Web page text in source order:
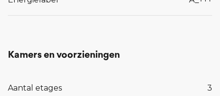
0413-243818.
Kamers en voorzieningen
Aantal etages 3